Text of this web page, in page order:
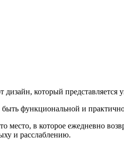
дизайн, который
функциональной и
место, в которое ежедневно
и расслаблению.